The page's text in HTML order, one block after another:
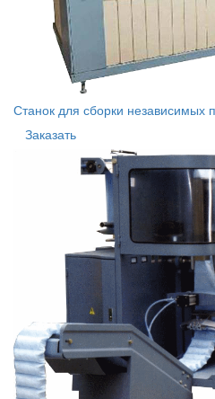
Станок для сборки независимых
Заказать